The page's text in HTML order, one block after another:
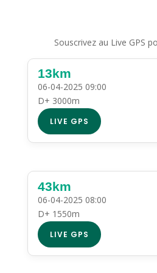
Souscrivez au Live GPS
13km
06-04-2025 09:00
D+ 3000m
LIVE GPS
43km
06-04-2025 08:00
D+ 1550m
LIVE GPS